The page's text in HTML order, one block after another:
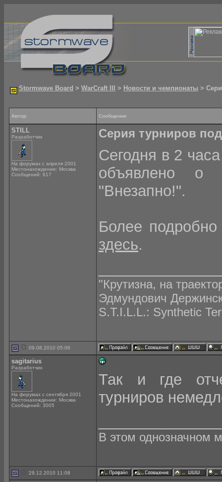
Stormwave Board > WarCraft III > Новости и чемпионаты >
Автор Сообщение
STILL
Разработчик
На форумах с апреля 2001
Местонахождение: Москва
Сообщений: 617
Серия турниров
Сегодня в 2
объявлено о
"Внезапно!".
Более
здесь.
"Крутизна, на
Эдмундович
S.T.I.L.L.: Synthetic
09.08.2010 05:06
sagitarius
Разработчик
На форумах с сентября 2001
Местонахождение: Москва
Сообщений: 3005
Так и где
турниров
В этом однозначном
29.12.2010 11:08